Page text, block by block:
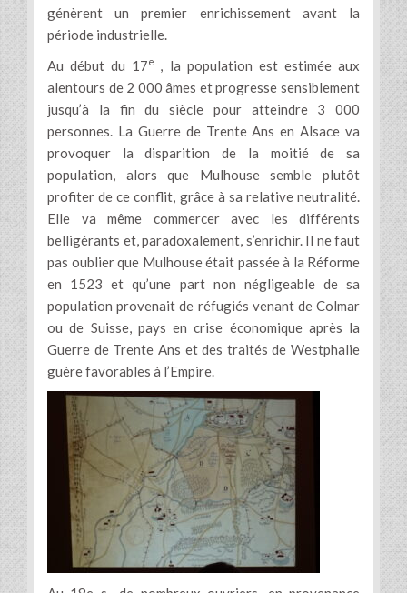
génèrent un premier enrichissement avant la
période industrielle.
Au début du 17e , la population est estimée aux
alentours de 2 000 âmes et progresse sensiblement
jusqu’à la fin du siècle pour atteindre 3 000
personnes. La Guerre de Trente Ans en Alsace va
provoquer la disparition de la moitié de sa
population, alors que Mulhouse semble plutôt
profiter de ce conflit, grâce à sa relative neutralité.
Elle va même commercer avec les différents
belligérants et, paradoxalement, s’enrichir. Il ne faut
pas oublier que Mulhouse était passée à la Réforme
en 1523 et qu’une part non négligeable de sa
population provenait de réfugiés venant de Colmar
ou de Suisse, pays en crise économique après la
Guerre de Trente Ans et des traités de Westphalie
guère favorables à l’Empire.